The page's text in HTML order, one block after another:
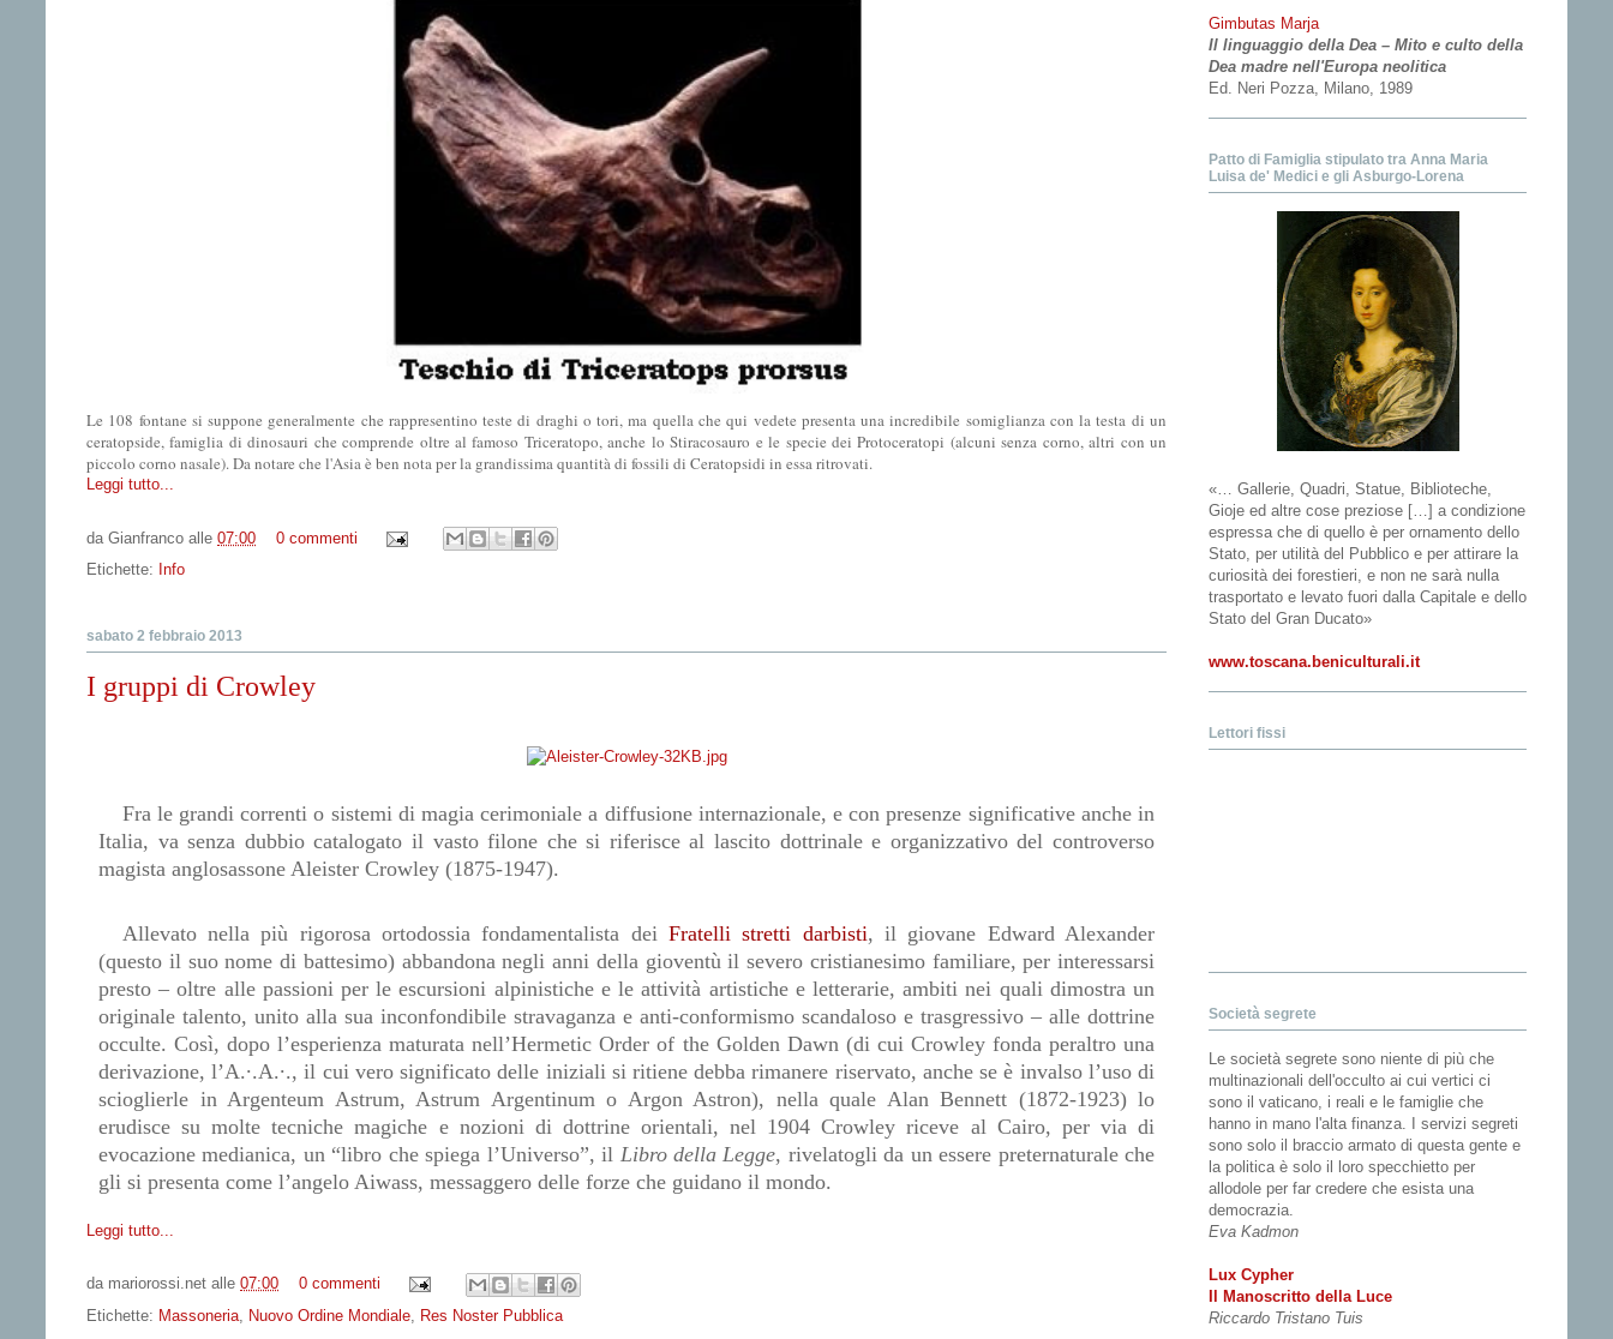
Le 108 fontane si suppone generalmente che rappresentino teste di draghi o tori, ma quella che qui vedete presenta una incredibile somiglianza con la testa di un
ceratopside, famiglia di dinosauri che comprende oltre al famoso Triceratopo, anche lo Stiracosauro e le specie dei Protoceratopi (alcuni senza corno, altri con un
piccolo corno nasale). Da notare che l'Asia è ben nota per la grandissima quantità di fossili di Ceratopsidi in essa ritrovati.
Leggi tutto...
da Gianfranco alle 07:00
0 commenti
Etichette: Info
sabato 2 febbraio 2013
I gruppi di Crowley
Fra le grandi correnti o sistemi di magia cerimoniale a diffusione internazionale, e con presenze significative anche in
Italia, va senza dubbio catalogato il vasto filone che si riferisce al lascito dottrinale e organizzativo del controverso
magista anglosassone Aleister Crowley (1875-1947).
Allevato nella più rigorosa ortodossia fondamentalista dei Fratelli stretti darbisti, il giovane Edward Alexander
(questo il suo nome di battesimo) abbandona negli anni della gioventù il severo cristianesimo familiare, per interessarsi
presto – oltre alle passioni per le escursioni alpinistiche e le attività artistiche e letterarie, ambiti nei quali dimostra un
originale talento, unito alla sua inconfondibile stravaganza e anti-conformismo scandaloso e trasgressivo – alle dottrine
occulte. Così, dopo l’esperienza maturata nell’Hermetic Order of the Golden Dawn (di cui Crowley fonda peraltro una
derivazione, l’A.∙.A.∙., il cui vero significato delle iniziali si ritiene debba rimanere riservato, anche se è invalso l’uso di
scioglierle in Argenteum Astrum, Astrum Argentinum o Argon Astron), nella quale Alan Bennett (1872-1923) lo
erudisce su molte tecniche magiche e nozioni di dottrine orientali, nel 1904 Crowley riceve al Cairo, per via di
evocazione medianica, un “libro che spiega l’Universo”, il Libro della Legge, rivelatogli da un essere preternaturale che
gli si presenta come l’angelo Aiwass, messaggero delle forze che guidano il mondo.
Leggi tutto...
da mariorossi.net alle 07:00
0 commenti
Etichette: Massoneria, Nuovo Ordine Mondiale, Res Noster Pubblica
Gimbutas Marja
Il linguaggio della Dea – Mito e culto della
Dea madre nell'Europa neolitica
Ed. Neri Pozza, Milano, 1989
Patto di Famiglia stipulato tra Anna Maria
Luisa de' Medici e gli Asburgo-Lorena
«… Gallerie, Quadri, Statue, Biblioteche,
Gioje ed altre cose preziose […] a condizione
espressa che di quello è per ornamento dello
Stato, per utilità del Pubblico e per attirare la
curiosità dei forestieri, e non ne sarà nulla
trasportato e levato fuori dalla Capitale e dello
Stato del Gran Ducato»
www.toscana.beniculturali.it
Lettori fissi
Società segrete
Le società segrete sono niente di più che
multinazionali dell'occulto ai cui vertici ci
sono il vaticano, i reali e le famiglie che
hanno in mano l'alta finanza. I servizi segreti
sono solo il braccio armato di questa gente e
la politica è solo il loro specchietto per
allodole per far credere che esista una
democrazia.
Eva Kadmon
Lux Cypher
Il Manoscritto della Luce
Riccardo Tristano Tuis